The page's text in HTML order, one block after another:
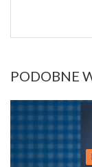
PODOBNE